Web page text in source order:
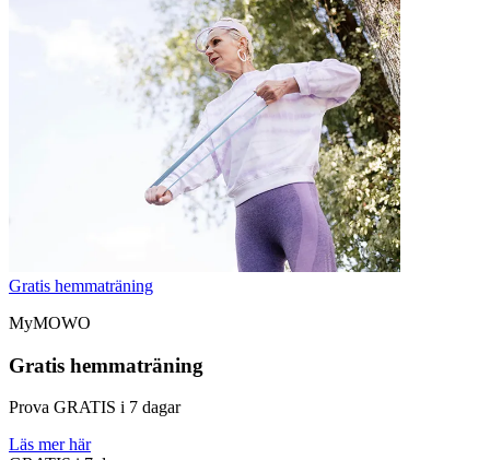
Gratis hemmaträning
MyMOWO
Gratis hemmaträning
Prova GRATIS i 7 dagar
Läs mer här